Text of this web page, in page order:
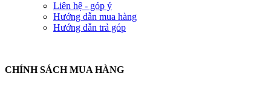
Liên hệ - góp ý
Hướng dẫn mua hàng
Hướng dẫn trả góp
CHÍNH SÁCH MUA HÀNG